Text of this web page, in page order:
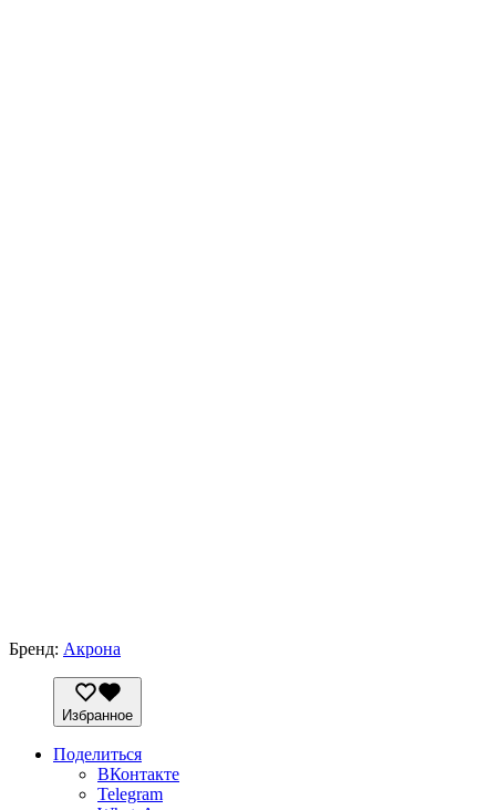
Бренд: Акрона
Избранное
Поделиться
ВКонтакте
Telegram